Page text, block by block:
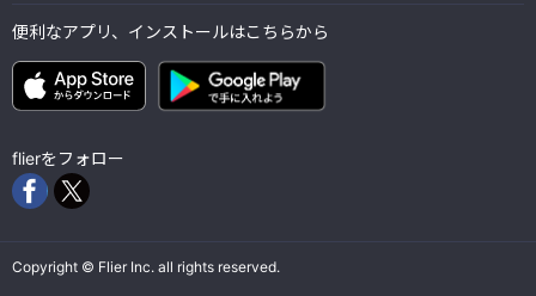
便利なアプリ、インストールはこちらから
flierをフォロー
Copyright © Flier Inc. all rights reserved.